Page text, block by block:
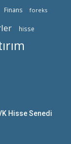
Finans foreks
hisse
Hisse Senedi